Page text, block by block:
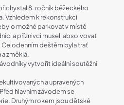
8. ročník běžeckého
Vzhledem k rekonstrukci
možné parkovat v místě
a příznivci museli absolvovat
deštěm byla trať
změklá.
vytvořit ideální soutěžní
a upravených
hlavním závodem se
Druhým rokem jsou dětské